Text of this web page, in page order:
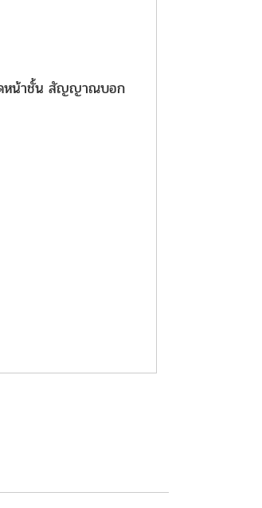
ดหน้าชั้น สัญญาณบอก